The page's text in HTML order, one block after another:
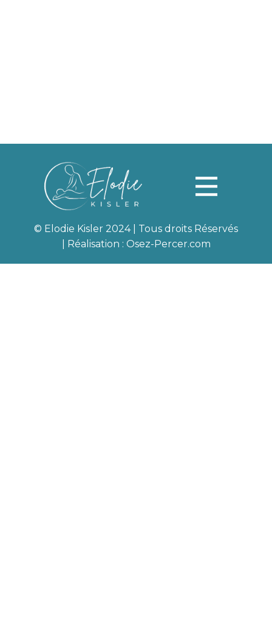
© Elodie Kisler 2024 | Tous droits Réservés
| Réalisation : Osez-Percer.com